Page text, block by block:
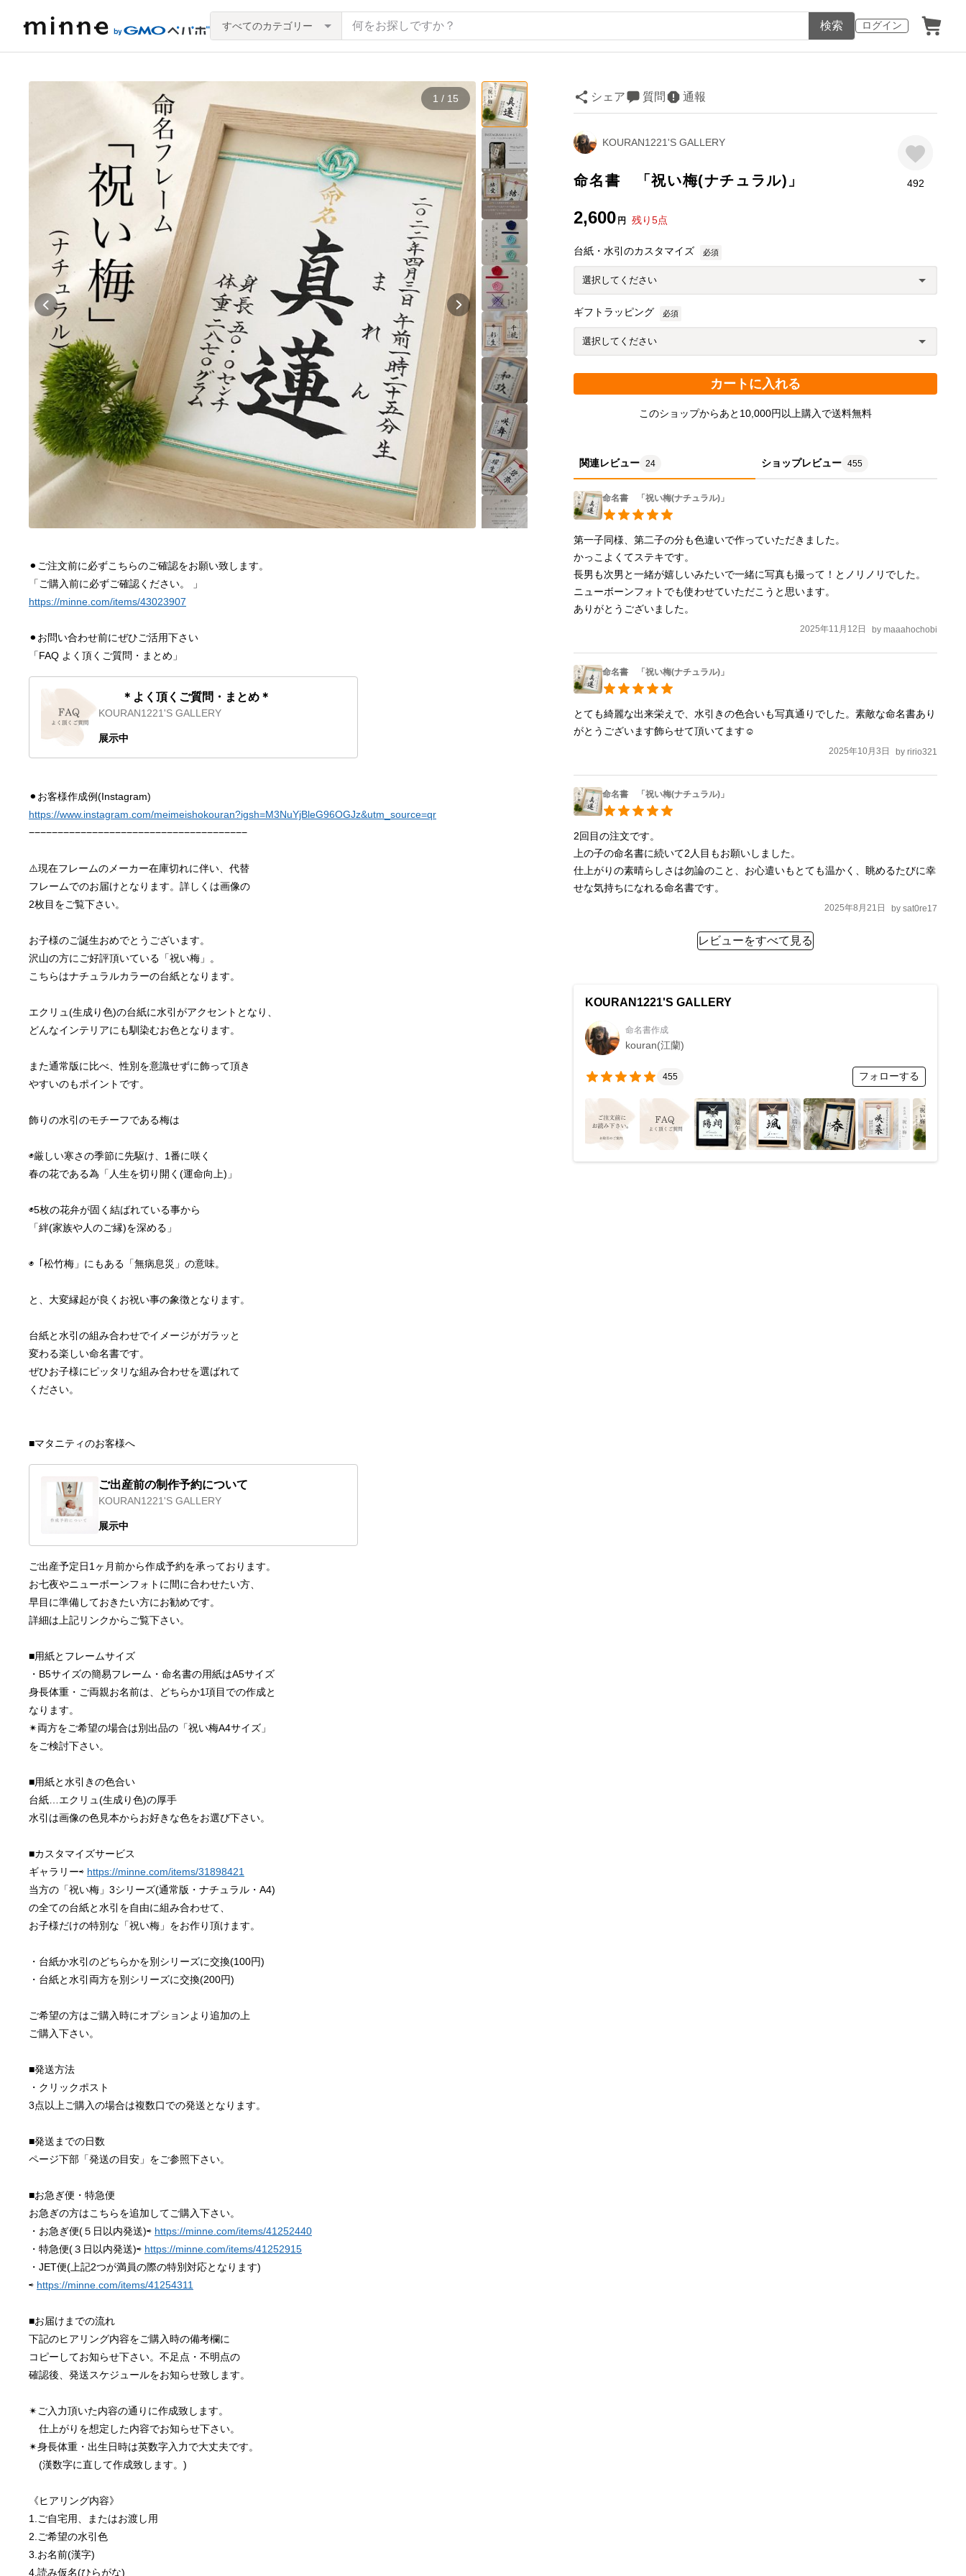
ログイン
すべてのカテゴリー 検索
1 / 15 シェア 質問 通報
KOURAN1221'S GALLERY
命名書 「祝い梅(ナチュラル)」
2,600 円 残り5点
492
台紙・水引のカスタマイズ 必須
ギフトラッピング 必須
カートに入れる
このショップからあと10,000円以上購入で送料無料
⚫︎ご注文前に必ずこちらのご確認をお願い致します。
「ご購入前に必ずご確認ください。 」
https://minne.com/items/43023907
⚫︎お問い合わせ前にぜひご活用下さい
「FAQ よく頂くご質問・まとめ」
＊よく頂くご質問・まとめ＊
KOURAN1221'S GALLERY
展示中
⚫︎お客様作成例(Instagram)
https://www.instagram.com/meimeishokouran?igsh=M3NuYjBleG96OGJz&utm_source=qr
−−−−−−−−−−−−−−−−−−−−−−−−−−−−−−−−−−−−−−
⚠️現在フレームのメーカー在庫切れに伴い、代替
フレームでのお届けとなります。詳しくは画像の
2枚目をご覧下さい。
お子様のご誕生おめでとうございます。
沢山の方にご好評頂いている「祝い梅」。
こちらはナチュラルカラーの台紙となります。
エクリュ(生成り色)の台紙に水引がアクセントとなり、
どんなインテリアにも馴染むお色となります。
また通常版に比べ、性別を意識せずに飾って頂き
やすいのもポイントです。
飾りの水引のモチーフである梅は
◉厳しい寒さの季節に先駆け、1番に咲く
春の花である為「人生を切り開く(運命向上)」
◉5枚の花弁が固く結ばれている事から
「絆(家族や人のご縁)を深める」
◉「松竹梅」にもある「無病息災」の意味。
と、大変縁起が良くお祝い事の象徴となります。
台紙と水引の組み合わせでイメージがガラッと
変わる楽しい命名書です。
ぜひお子様にピッタリな組み合わせを選ばれて
ください。
■マタニティのお客様へ
ご出産前の制作予約について
KOURAN1221'S GALLERY
展示中
ご出産予定日1ヶ月前から作成予約を承っております。
お七夜やニューボーンフォトに間に合わせたい方、
早目に準備しておきたい方にお勧めです。
詳細は上記リンクからご覧下さい。
■用紙とフレームサイズ
・B5サイズの簡易フレーム・命名書の用紙はA5サイズ
身長体重・ご両親お名前は、どちらか1項目での作成と
なります。
✴︎両方をご希望の場合は別出品の「祝い梅A4サイズ」
をご検討下さい。
■用紙と水引きの色合い
台紙…エクリュ(生成り色)の厚手
水引は画像の色見本からお好きな色をお選び下さい。
■カスタマイズサービス
ギャラリー⇨ https://minne.com/items/31898421
当方の「祝い梅」3シリーズ(通常版・ナチュラル・A4)
の全ての台紙と水引を自由に組み合わせて、
お子様だけの特別な「祝い梅」をお作り頂けます。
・台紙か水引のどちらかを別シリーズに交換(100円)
・台紙と水引両方を別シリーズに交換(200円)
ご希望の方はご購入時にオプションより追加の上
ご購入下さい。
■発送方法
・クリックポスト
3点以上ご購入の場合は複数口での発送となります。
■発送までの日数
ページ下部「発送の目安」をご参照下さい。
■お急ぎ便・特急便
お急ぎの方はこちらを追加してご購入下さい。
・お急ぎ便(５日以内発送)⇨ https://minne.com/items/41252440
・特急便(３日以内発送)⇨ https://minne.com/items/41252915
・JET便(上記2つが満員の際の特別対応となります)
⇨ https://minne.com/items/41254311
■お届けまでの流れ
下記のヒアリング内容をご購入時の備考欄に
コピーしてお知らせ下さい。不足点・不明点の
確認後、発送スケジュールをお知らせ致します。
✴︎ご入力頂いた内容の通りに作成致します。
仕上がりを想定した内容でお知らせ下さい。
✴︎身長体重・出生日時は英数字入力で大丈夫です。
(漢数字に直して作成致します。)
《ヒアリング内容》
1.ご自宅用、またはお渡し用
2.ご希望の水引色
3.お名前(漢字)
4.読み仮名(ひらがな)
関連レビュー 24 ショップレビュー 455
命名書 「祝い梅(ナチュラル)」
第一子同様、第二子の分も色違いで作っていただきました。
かっこよくてステキです。
長男も次男と一緒が嬉しいみたいで一緒に写真も撮って！とノリノリでした。
ニューボーンフォトでも使わせていただこうと思います。
ありがとうございました。
2025年11月12日 by maaahochobi
命名書 「祝い梅(ナチュラル)」
とても綺麗な出来栄えで、水引きの色合いも写真通りでした。素敵な命名書あり
がとうございます飾らせて頂いてます☺︎
2025年10月3日 by ririo321
命名書 「祝い梅(ナチュラル)」
2回目の注文です。
上の子の命名書に続いて2人目もお願いしました。
仕上がりの素晴らしさは勿論のこと、お心遣いもとても温かく、眺めるたびに幸
せな気持ちになれる命名書です。
2025年8月21日 by sat0re17
レビューをすべて見る
KOURAN1221'S GALLERY
命名書作成
kouran(江蘭)
455 フォローする